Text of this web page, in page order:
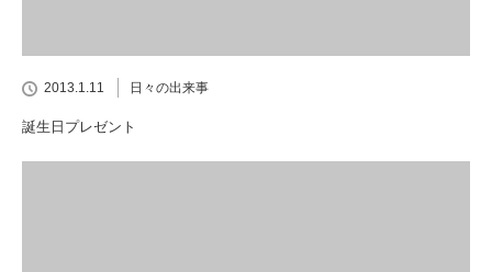
2013.1.11 日々の出来事
誕生日プレゼント